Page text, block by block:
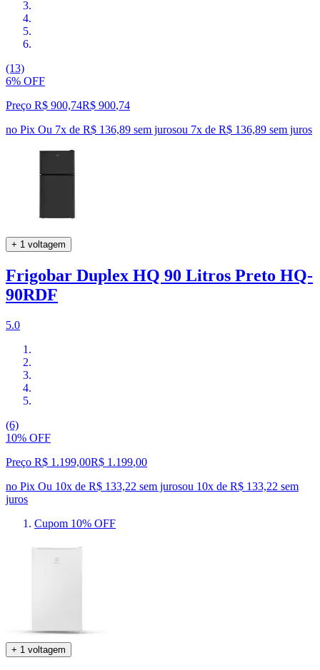
(13)
6% OFF
Preço R$ 900,74R$ 900,74
no Pix Ou 7x de R$ 136,89 sem jurosou 7x de R$ 136,89 sem juros
+ 1 voltagem
Frigobar Duplex HQ 90 Litros Preto HQ-
90RDF
5.0
(6)
10% OFF
Preço R$ 1.199,00R$ 1.199,00
no Pix Ou 10x de R$ 133,22 sem jurosou 10x de R$ 133,22 sem
juros
Cupom 10% OFF
+ 1 voltagem